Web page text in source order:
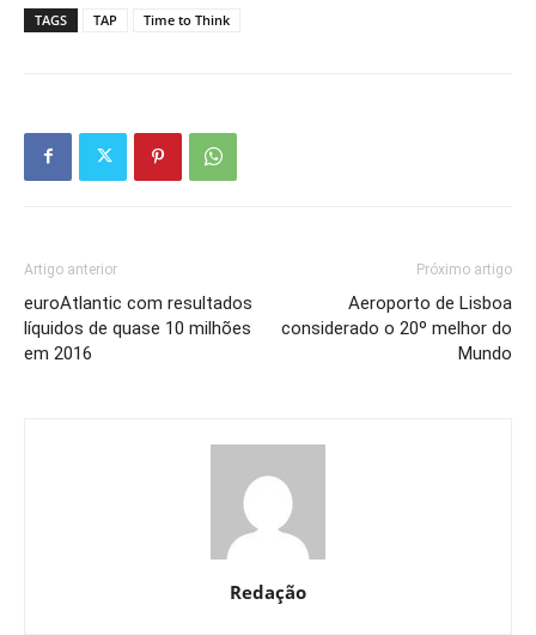
TAGS TAP Time to Think
Artigo anterior
euroAtlantic com resultados
líquidos de quase 10 milhões
em 2016
Próximo artigo
Aeroporto de Lisboa
considerado o 20º melhor do
Mundo
Redação